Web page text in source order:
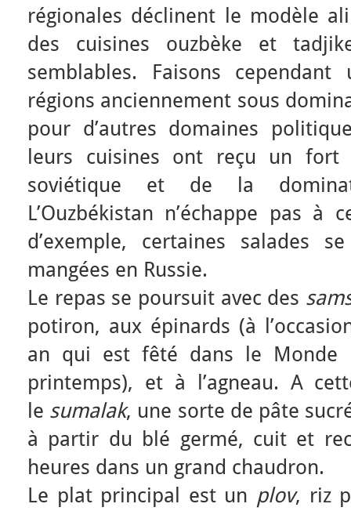
régionales déclinent le modèle
des cuisines ouzbèke et
semblables. Faisons
régions anciennement sous
pour d’autres domaines
leurs cuisines ont reçu un
soviétique et de la
L’Ouzbékistan n’échappe pas
d’exemple, certaines salades
mangées en Russie.
Le repas se poursuit avec des
potiron, aux épinards (à
an qui est fêté dans le Monde
printemps), et à l’agneau. A
le sumalak, une sorte de pâte
à partir du blé germé, cuit et
heures dans un grand chaudron.
Le plat principal est un plov, riz